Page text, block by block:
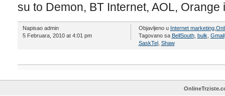
su to Demon, BT Internet, AOL, Orange
Napisao admin
5 Februara, 2010 at 4:01 pm
Objavljeno u Internet marketing,
Tagovano sa BellSouth, bulk Gmail
SaskTel, Shaw